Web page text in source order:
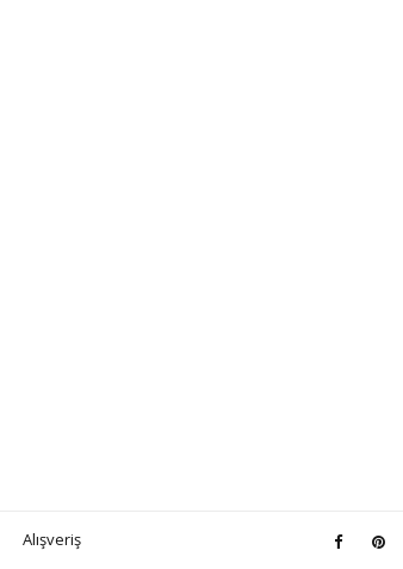
Alışveriş